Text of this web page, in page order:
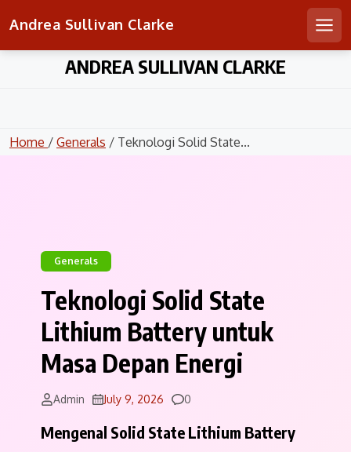
Andrea Sullivan Clarke
ANDREA SULLIVAN CLARKE
Home / Generals / Teknologi Solid State...
Generals
Teknologi Solid State
Lithium Battery untuk
Masa Depan Energi
Admin July 9, 2026 Comments
0
Mengenal Solid State Lithium Battery